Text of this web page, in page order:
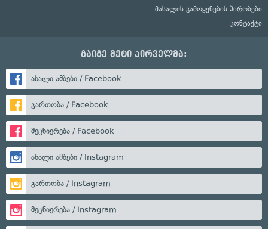
მასალის გამოყენების პირობები
კონტაქტი
გაიგე მეტი პირველმა:
ახალი ამბები / Facebook
გართობა / Facebook
მეცნიერება / Facebook
ახალი ამბები / Instagram
გართობა / Instagram
მეცნიერება / Instagram